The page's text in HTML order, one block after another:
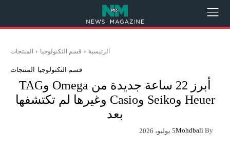
الرئيسية قسم التكنولوجيا المنتجات
قسم التكنولوجيا المنتجات
أبرز 22 ساعة جديدة من Omega وTAG
Heuer وSeiko وCasio وغيرها لم تكتشفها
بعد
By
Mohdbali5 يوليو، 2026